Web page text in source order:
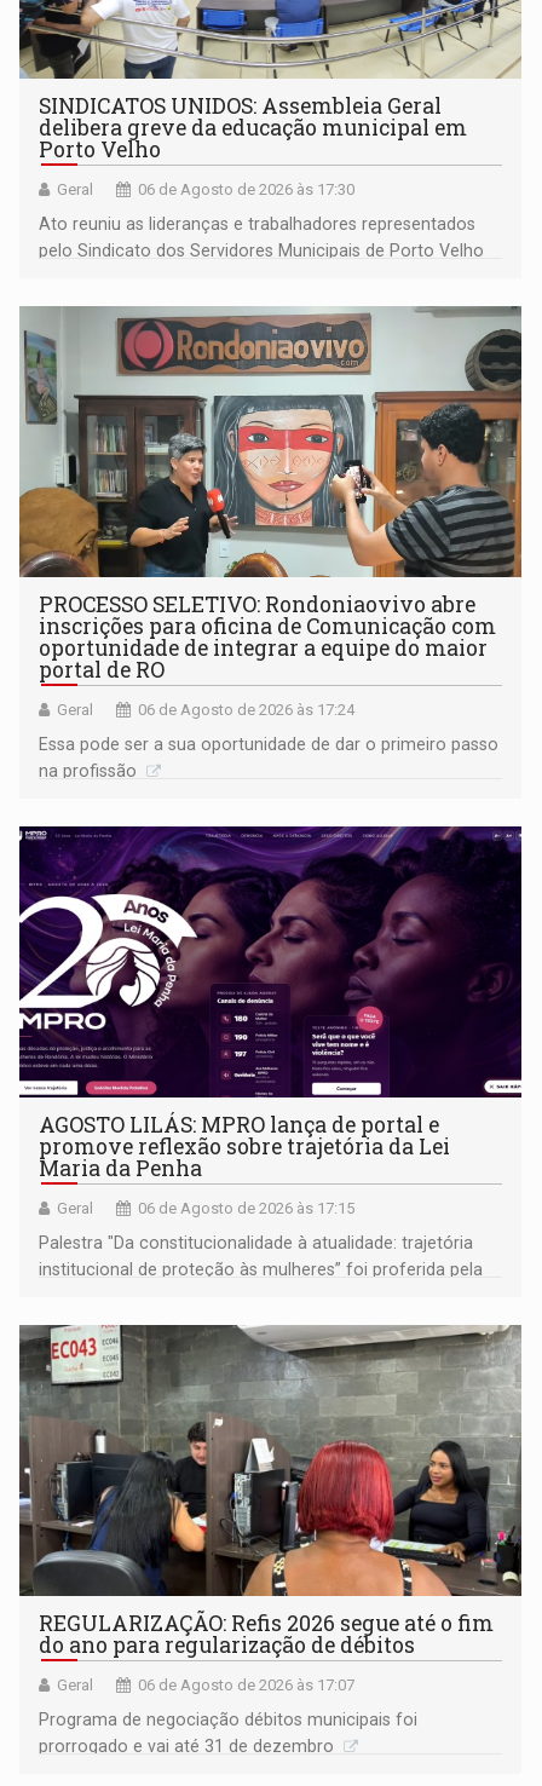
SINDICATOS UNIDOS: Assembleia Geral
delibera greve da educação municipal em
Porto Velho
Geral 06 de Agosto de 2026 às 17:30
Ato reuniu as lideranças e trabalhadores representados
pelo Sindicato dos Servidores Municipais de Porto Velho
PROCESSO SELETIVO: Rondoniaovivo abre
inscrições para oficina de Comunicação com
oportunidade de integrar a equipe do maior
portal de RO
Geral 06 de Agosto de 2026 às 17:24
Essa pode ser a sua oportunidade de dar o primeiro passo
na profissão
AGOSTO LILÁS: MPRO lança de portal e
promove reflexão sobre trajetória da Lei
Maria da Penha
Geral 06 de Agosto de 2026 às 17:15
Palestra "Da constitucionalidade à atualidade: trajetória
institucional de proteção às mulheres” foi proferida pela
Goiás
REGULARIZAÇÃO: Refis 2026 segue até o fim
do ano para regularização de débitos
Geral 06 de Agosto de 2026 às 17:07
Programa de negociação débitos municipais foi
prorrogado e vai até 31 de dezembro